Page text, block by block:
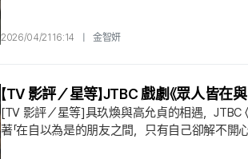
2026/04/21 16:14 | 金智妍
【TV 影評／星等】JTBC 戲劇《眾人皆
[TV 影評／星等]具玖煥與高允貞的相遇，JTBC
著「在自以為是的朋友之間，只有自己卻解不開